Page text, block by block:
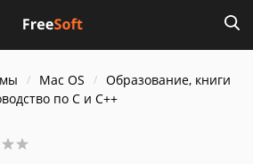
Mac OS
Образование, книги
по C и C++